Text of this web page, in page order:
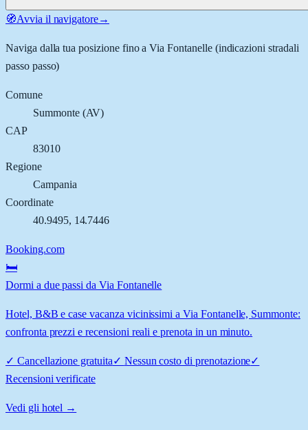
🧭Avvia il navigatore→
Naviga dalla tua posizione fino aVia Fontanelle(indicazioni stradali
passo passo)
Comune
Summonte(AV)
CAP
83010
Regione
Campania
Coordinate
40.9495, 14.7446
Booking.com
🛏️
Dormi a due passi da Via Fontanelle
Hotel, B&B e case vacanza vicinissimi a Via Fontanelle, Summonte:
confronta prezzi e recensioni reali e prenota in un minuto.
✓ Cancellazione gratuita✓ Nessun costo di prenotazione✓
Recensioni verificate
Vedi gli hotel →